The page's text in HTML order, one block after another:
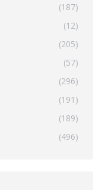
(187)
(12)
(205)
(57)
(296)
(191)
(189)
(496)